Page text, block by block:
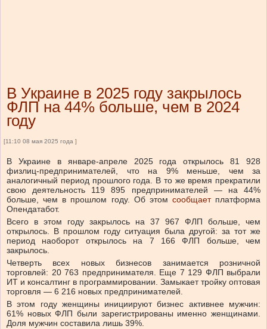
В Украине в 2025 году закрылось
ФЛП на 44% больше, чем в 2024
году
[11:10 08 мая 2025 года ]
В Украине в январе-апреле 2025 года открылось 81 928
физлиц-предпринимателей, что на 9% меньше, чем за
аналогичный период прошлого года. В то же время прекратили
свою деятельность 119 895 предпринимателей — на 44%
больше, чем в прошлом году. Об этом сообщает платформа
Опендатабот.
Всего в этом году закрылось на 37 967 ФЛП больше, чем
открылось. В прошлом году ситуация была другой: за тот же
период наоборот открылось на 7 166 ФЛП больше, чем
закрылось.
Четверть всех новых бизнесов занимается розничной
торговлей: 20 763 предпринимателя. Еще 7 129 ФЛП выбрали
ИТ и консалтинг в программировании. Замыкает тройку оптовая
торговля — 6 216 новых предпринимателей.
В этом году женщины инициируют бизнес активнее мужчин:
61% новых ФЛП были зарегистрированы именно женщинами.
Доля мужчин составила лишь 39%.